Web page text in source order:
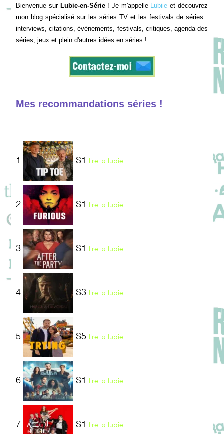
Bienvenue sur Lubie-en-Série! Je m'appelle Lubiie et découvrez
mon blog spécialisé sur les séries TV et les festivals de séries :
interviews, citations, événements, festivals, critiques, agenda des
séries, jeux et plein d'autres idées en séries !
Mes recommandations séries !
1 S1 lire la lubie
2 S1 lire la lubie
3 S1 lire la lubie
4 S3 lire la lubie
5 S5 lire la lubie
6 S1 lire la lubie
7 S1 lire la lubie